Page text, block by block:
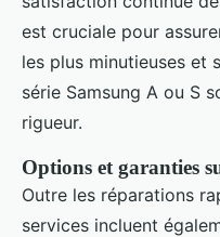
est cruciale pour
les plus minutieuses et
série Samsung A ou S
rigueur.
Options et garanties
Outre les réparations
services incluent